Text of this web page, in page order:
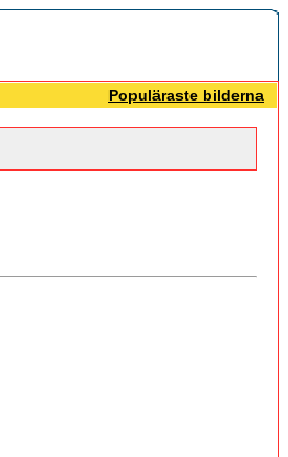
Populäraste bilderna